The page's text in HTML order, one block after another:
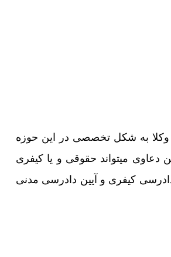
وکلا به شکل تخصصی در این حوزه
دعاوی میتواند حقوقی و یا کیفری
کیفری و آیین دادرسی مدنی